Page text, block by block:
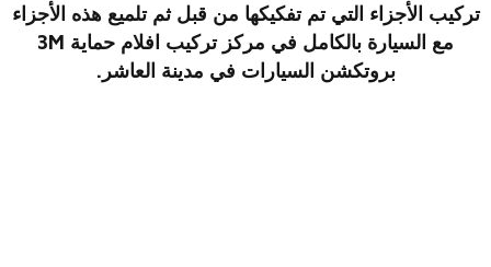
تركيب الأجزاء التي تم تفكيكها من قبل ثم تلميع هذه الأجزاء
مع السيارة بالكامل في مركز تركيب افلام حماية 3M
بروتكشن السيارات في مدينة العاشر .